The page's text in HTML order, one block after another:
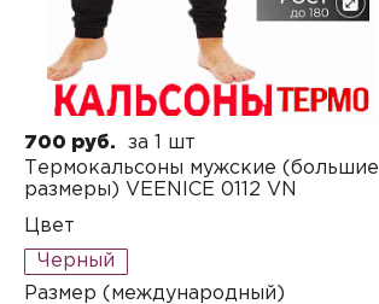
700 руб.
за 1 шт
Термокальсоны мужские (большие
размеры) VEENICE 0112 VN
Цвет
Черный
Размер (международный)